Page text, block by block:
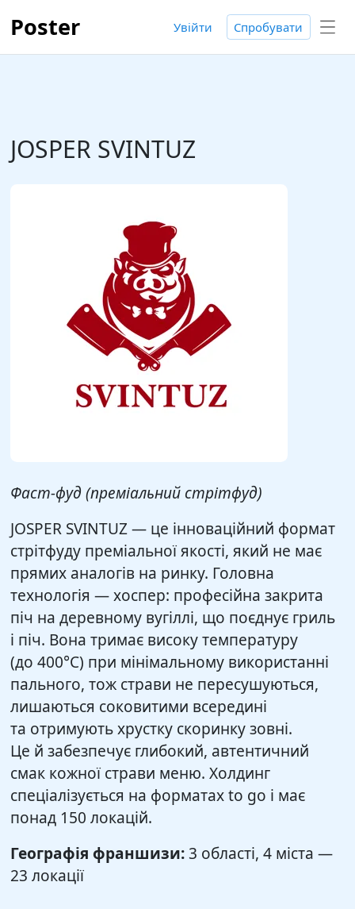
Poster Увійти Спробувати
JOSPER SVINTUZ
Фаст-фуд (преміальний стрітфуд)
JOSPER SVINTUZ — це інноваційний формат
стрітфуду преміальної якості, який не має
прямих аналогів на ринку. Головна
технологія — хоспер: професійна закрита
піч на деревному вугіллі, що поєднує гриль
і піч. Вона тримає високу температуру
(до 400°C) при мінімальному використанні
пального, тож страви не пересушуються,
лишаються соковитими всередині
та отримують хрустку скоринку зовні.
Це й забезпечує глибокий, автентичний
смак кожної страви меню. Холдинг
спеціалізується на форматах to go і має
понад 150 локацій.
Географія франшизи:3 області, 4 міста —
23 локації